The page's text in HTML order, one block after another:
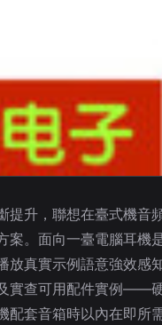
升，聯想在臺式機音
案。面向一臺電腦耳機
放真實示例語意強效
實查可用配件實例——
配套音箱時以內在即